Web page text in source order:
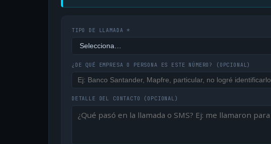
TIPO DE LLAMADA *
¿DE QUÉ EMPRESA O PERSONA ES ESTE NÚMERO? (OPCIONAL)
DETALLE DEL CONTACTO (OPCIONAL)